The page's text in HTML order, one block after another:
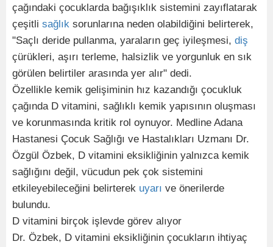
çağındaki çocuklarda bağışıklık sistemini zayıflatarak
çeşitli sağlık sorunlarına neden olabildiğini belirterek,
"Saçlı deride pullanma, yaraların geç iyileşmesi, diş
çürükleri, aşırı terleme, halsizlik ve yorgunluk en sık
görülen belirtiler arasında yer alır" dedi.
Özellikle kemik gelişiminin hız kazandığı çocukluk
çağında D vitamini, sağlıklı kemik yapısının oluşması
ve korunmasında kritik rol oynuyor. Medline Adana
Hastanesi Çocuk Sağlığı ve Hastalıkları Uzmanı Dr.
Özgül Özbek, D vitamini eksikliğinin yalnızca kemik
sağlığını değil, vücudun pek çok sistemini
etkileyebileceğini belirterek uyarı ve önerilerde
bulundu.
D vitamini birçok işlevde görev alıyor
Dr. Özbek, D vitamini eksikliğinin çocukların ihtiyaç